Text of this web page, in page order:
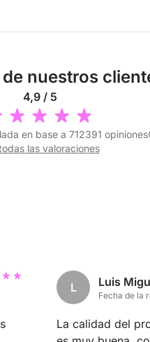
nuestros
4,9 / 5
en base a 712391 opiniones
las valoraciones
L Luis
Fecha de la
La calidad del